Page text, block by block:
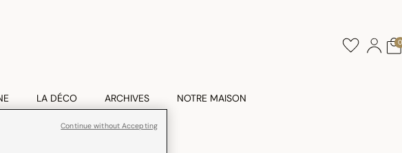
0
LA DÉCO ARCHIVES NOTRE MAISON
Continue without Accepting